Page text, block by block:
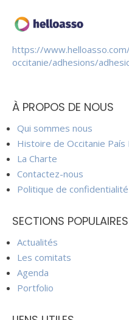
https://
occitanie/adhesions/
À PROPOS DE NOUS
Qui sommes nous
Histoire de Occitanie País
La Charte
Contactez-nous
Politique de confidentialité
SECTIONS POPULAIRES
Actualités
Les comitats
Agenda
Portfolio